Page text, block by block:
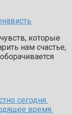
которые
нам счастье,
сегодня.
время.